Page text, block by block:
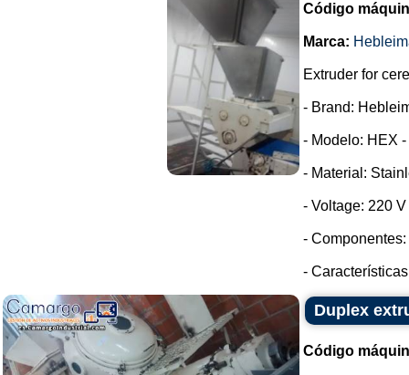
Código
Marca:
Extruder for
- Brand:
- Modelo: HEX
- Material:
- Voltage: 220
-
-
Duplex
Código